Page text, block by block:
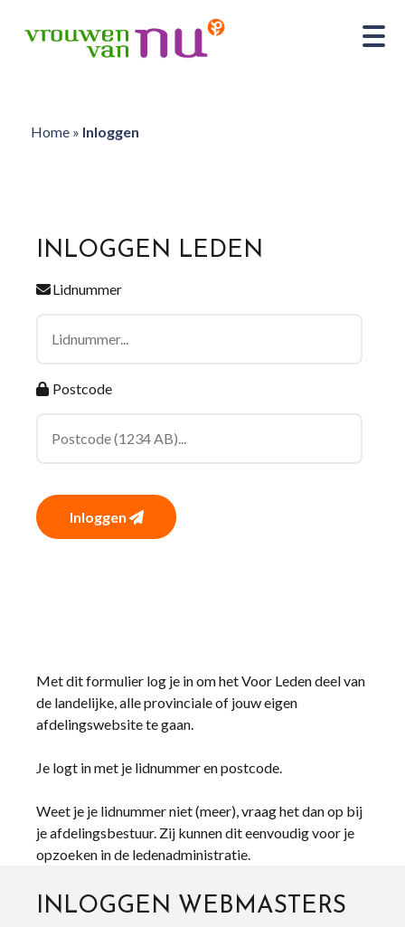
Home» Inloggen
INLOGGEN LEDEN
Lidnummer
Postcode
Inloggen
Met dit formulier log je in om het Voor Leden deel van
de landelijke, alle provinciale of jouw eigen
afdelingswebsite te gaan.
Je logt in met je lidnummer en postcode.
Weet je je lidnummer niet (meer), vraag het dan op bij
je afdelingsbestuur. Zij kunnen dit eenvoudig voor je
opzoeken in de ledenadministratie.
INLOGGEN WEBMASTERS